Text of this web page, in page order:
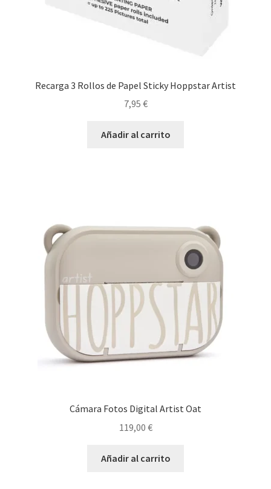
Recarga 3 Rollos de Papel Sticky Hoppstar Artist
7,95 €
Añadir al carrito
Cámara Fotos Digital Artist Oat
119,00 €
Añadir al carrito